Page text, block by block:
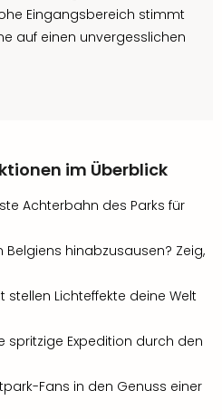
Eingangsbereich stimmt
auf einen unvergesslichen
im Überblick
Achterbahn des Parks für
hinabzusausen? Zeig,
stellen Lichteffekte deine Welt
Expedition durch den
Fans in den Genuss einer